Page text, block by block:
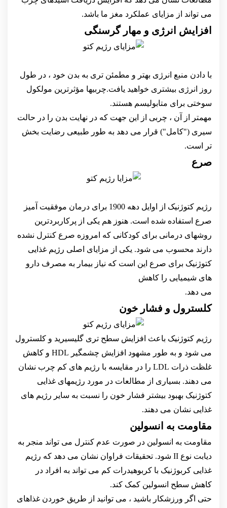
می تواند از مزایای عملکرد مغز ما باشد.
افزایش انرژی و مهار گرسنگی
با دادن منبع انرژی بهتر و مطمئن تری به بدن خود ، در طول
روز انرژی بیشتری خواهید یافت.چربیها مؤثرترین مولکول
سوختی برای متابولیسم هستند.
مهمتر از آن ، چربی از این جهت که در نهایت بدن را در حالت
سیری ("کامل") قرار می دهد به طور طبیعی رضایت بخش
تر است.
صرع
رژیم کتوژنیک از اوایل دهه 1900 برای درمان موفقیت آمیز
صرع استفاده شده است. هنوز هم یکی از پرکاربردترین
روشهای درمانی برای کودکانی که امروزه صرع کنترل نشده
دارند محسوب می شود. یکی از مزایای اصلی رژیم غذایی
کتوژنیک برای صرع این است که نیاز بیمار به مصرف دارو
های شیمیایی را کاهش
می دهد.
کلسترول و فشار خون
رژیم کتوژنیک باعث افزایش سطح تری گلیسیرید و کلسترول
می شود و به طور مشهود افزایش چشمگیر HDL و کاهش
غلظت ذرات LDL را در مقایسه با رژیم های کم چرب نشان
می دهند. بسیاری از مطالعات در مورد رژیمهای غذایی
کتوژنیک بهبود بیشتر فشار خون را نسبت به سایر رژیم های
غذایی نشان می دهند.
مقاومت به انسولین
مقاومت به انسولین در صورت عدم کنترل می تواند منجر به
دیابت نوع II شود. تحقیقات فراوان نشان می دهد که رژیم
غذایی کربوژنیک با کربوهیدرات کم می تواند به افراد در
کاهش سطح انسولین کمک کند.
حتی اگر ورزشکار باشید ، می توانید از طریق خوردن غذاهای